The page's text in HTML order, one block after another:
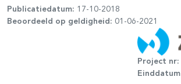
Publicatiedatum: 17-10-2018
Beoordeeld op geldigheid: 01-06-2021
Project nr:
Einddatum